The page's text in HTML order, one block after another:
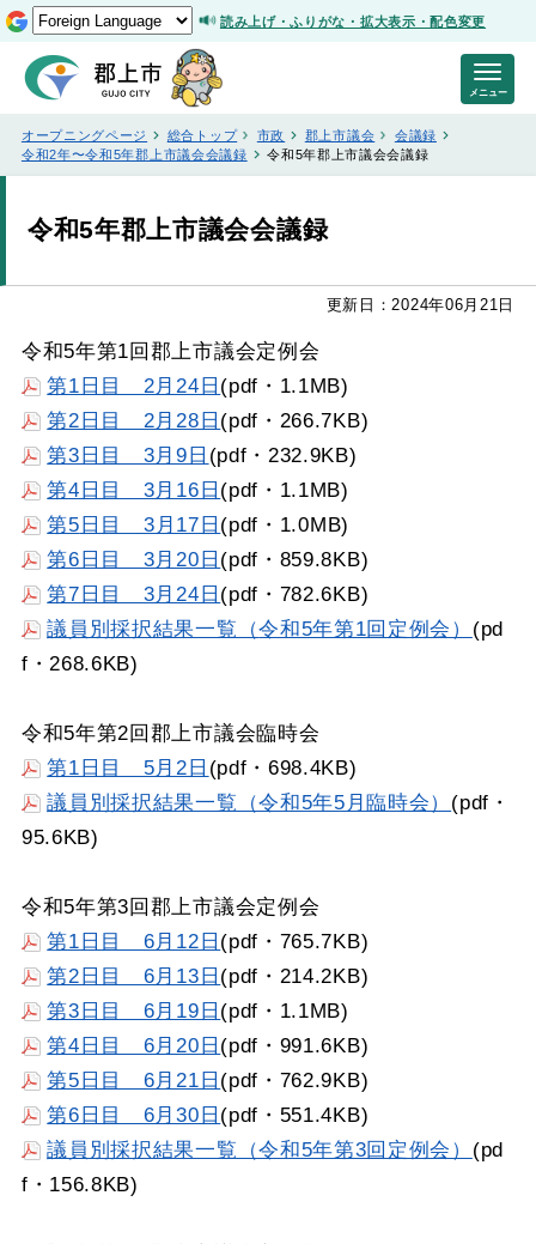
読み上げ・ふりがな・拡大表示・配色変更
オープニングページ 総合トップ 市政 郡上市議会
会議録
令和2年〜令和5年郡上市議会会議録
令和5年郡上市議会会議録
令和5年郡上市議会会議録
更新日：2024年06月21日
令和5年第1回郡上市議会定例会
第1日目 2月24日 (pdf・1.1MB)
第2日目 2月28日 (pdf・266.7KB)
第3日目 3月9日 (pdf・232.9KB)
第4日目 3月16日 (pdf・1.1MB)
第5 日目 3月17日 (pdf・1.0MB)
第6日目 3月20日 (pdf・859.8KB)
第7日目 3月24日 (pdf・782.6KB)
議員別採択結果一覧（令和5年第1回定例会） (pd
f・268.6KB)
令和5年第2回郡上市議会臨時会
第1日目 5月2日 (pdf・698.4KB)
議員別採択結果一覧（令和5年5月臨時会） (pdf・
95.6KB)
令和5年第3回郡上市議会定例会
第1日目 6月12日 (pdf・765.7KB)
第2日目 6月13日 (pdf・214.2KB)
第3日目 6月19日 (pdf・1.1MB)
第4日目 6月20日 (pdf・991.6KB)
第5日目 6月21日 (pdf・762.9KB)
第6日目 6月30日 (pdf・551.4KB)
議員別採択結果一覧（令和5年第3回定例会） (pd
f・156.8KB)
メニュー